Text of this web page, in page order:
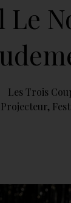
Le
Les Trois
,